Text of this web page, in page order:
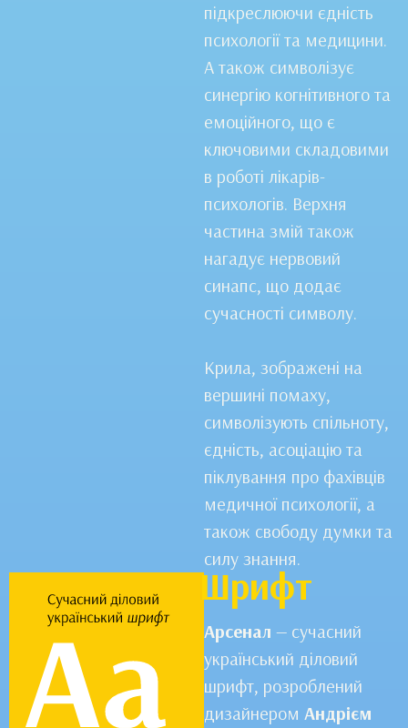
підкреслюючи єдність
психології та медицини.
А також символізує
синергію когнітивного та
емоційного, що є
ключовими складовими
в роботі лікарів-
психологів. Верхня
частина змій також
нагадує нервовий
синапс, що додає
сучасності символу.
Крила, зображені на
вершині помаху,
символізують спільноту,
єдність, асоціацію та
піклування про фахівців
медичної психології, а
також свободу думки та
силу знання.
Шрифт
Арсенал — сучасний
український діловий
шрифт, розроблений
дизайнером Андрієм